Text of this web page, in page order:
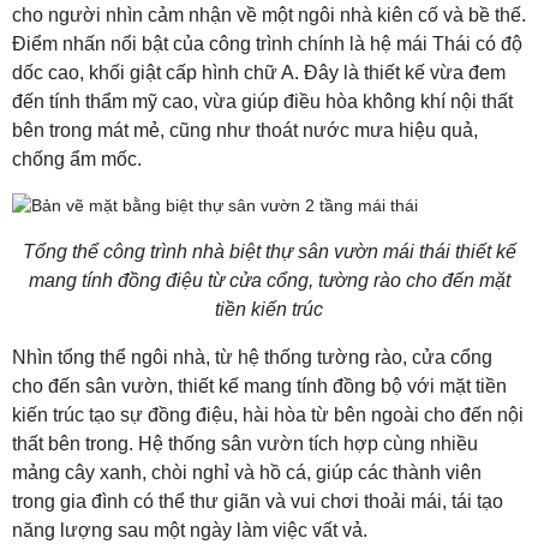
cho người nhìn cảm nhận về một ngôi nhà kiên cố và bề thế.
Điểm nhấn nổi bật của công trình chính là hệ mái Thái có độ
dốc cao, khối giật cấp hình chữ A. Đây là thiết kế vừa đem
đến tính thẩm mỹ cao, vừa giúp điều hòa không khí nội thất
bên trong mát mẻ, cũng như thoát nước mưa hiệu quả,
chống ẩm mốc.
Tổng thể công trình nhà biệt thự sân vườn mái thái thiết kế
mang tính đồng điệu từ cửa cổng, tường rào cho đến mặt
tiền kiến trúc
Nhìn tổng thể ngôi nhà, từ hệ thống tường rào, cửa cổng
cho đến sân vườn, thiết kế mang tính đồng bộ với mặt tiền
kiến trúc tạo sự đồng điệu, hài hòa từ bên ngoài cho đến nội
thất bên trong. Hệ thống sân vườn tích hợp cùng nhiều
mảng cây xanh, chòi nghỉ và hồ cá, giúp các thành viên
trong gia đình có thể thư giãn và vui chơi thoải mái, tái tạo
năng lượng sau một ngày làm việc vất vả.